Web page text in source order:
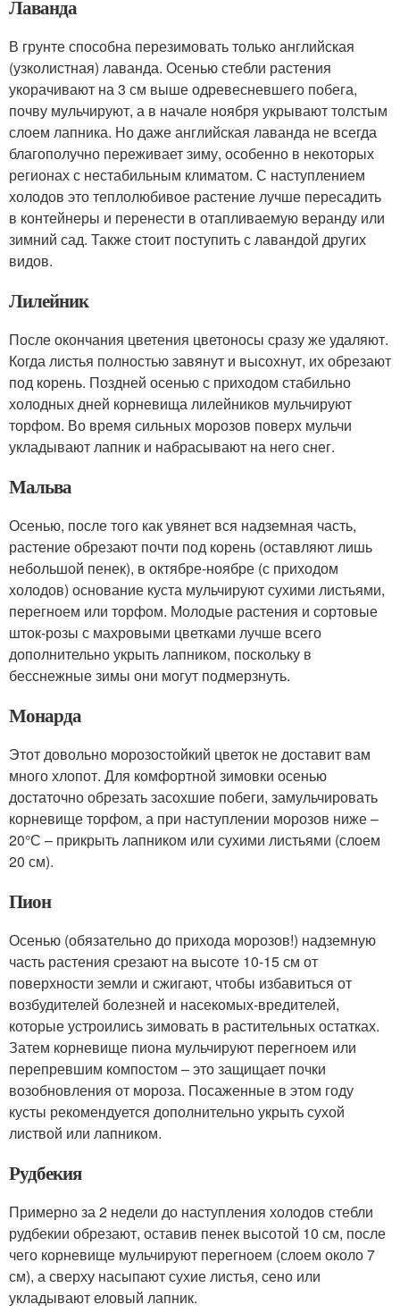
Лаванда
В грунте способна перезимовать только английская
(узколистная) лаванда. Осенью стебли растения
укорачивают на 3 см выше одревесневшего побега,
почву мульчируют, а в начале ноября укрывают толстым
слоем лапника. Но даже английская лаванда не всегда
благополучно переживает зиму, особенно в некоторых
регионах с нестабильным климатом. С наступлением
холодов это теплолюбивое растение лучше пересадить
в контейнеры и перенести в отапливаемую веранду или
зимний сад. Также стоит поступить с лавандой других
видов.
Лилейник
После окончания цветения цветоносы сразу же удаляют.
Когда листья полностью завянут и высохнут, их обрезают
под корень. Поздней осенью с приходом стабильно
холодных дней корневища лилейников мульчируют
торфом. Во время сильных морозов поверх мульчи
укладывают лапник и набрасывают на него снег.
Мальва
Осенью, после того как увянет вся надземная часть,
растение обрезают почти под корень (оставляют лишь
небольшой пенек), в октябре-ноябре (с приходом
холодов) основание куста мульчируют сухими листьями,
перегноем или торфом. Молодые растения и сортовые
шток-розы с махровыми цветками лучше всего
дополнительно укрыть лапником, поскольку в
бесснежные зимы они могут подмерзнуть.
Монарда
Этот довольно морозостойкий цветок не доставит вам
много хлопот. Для комфортной зимовки осенью
достаточно обрезать засохшие побеги, замульчировать
корневище торфом, а при наступлении морозов ниже –
20°С – прикрыть лапником или сухими листьями (слоем
20 см).
Пион
Осенью (обязательно до прихода морозов!) надземную
часть растения срезают на высоте 10-15 см от
поверхности земли и сжигают, чтобы избавиться от
возбудителей болезней и насекомых-вредителей,
которые устроились зимовать в растительных остатках.
Затем корневище пиона мульчируют перегноем или
перепревшим компостом – это защищает почки
возобновления от мороза. Посаженные в этом году
кусты рекомендуется дополнительно укрыть сухой
листвой или лапником.
Рудбекия
Примерно за 2 недели до наступления холодов стебли
рудбекии обрезают, оставив пенек высотой 10 см, после
чего корневище мульчируют перегноем (слоем около 7
см), а сверху насыпают сухие листья, сено или
укладывают еловый лапник.